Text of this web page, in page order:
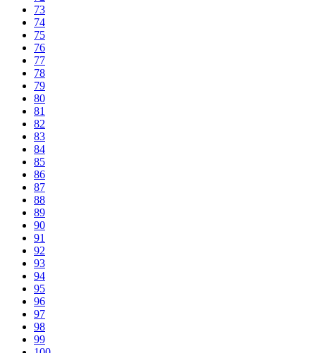
73
74
75
76
77
78
79
80
81
82
83
84
85
86
87
88
89
90
91
92
93
94
95
96
97
98
99